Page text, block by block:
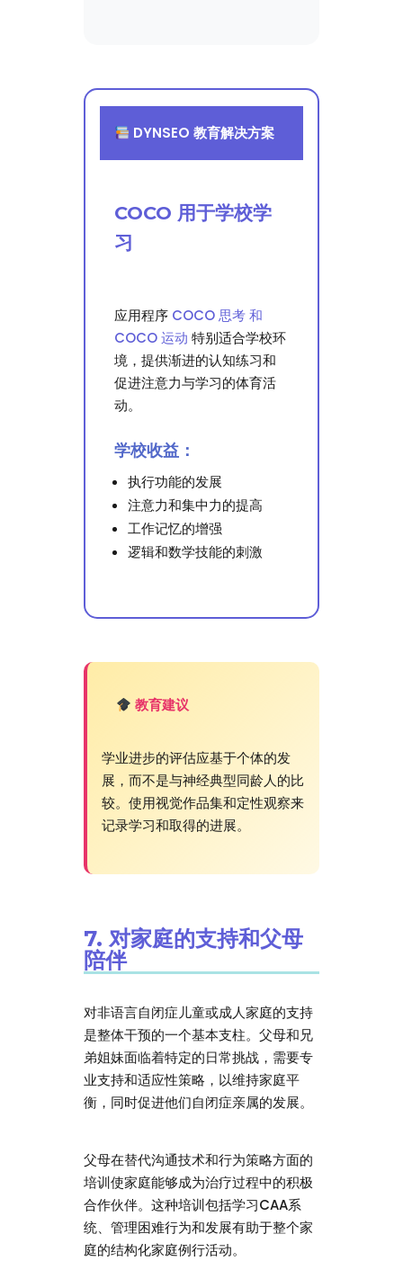
DYNSEO 教育解决方案
COCO 用于学校学
习
应用程序 COCO 思考 和
COCO 运动 特别适合学校环
境，提供渐进的认知练习和
促进注意力与学习的体育活
动。
学校收益：
执行功能的发展
注意力和集中力的提高
工作记忆的增强
逻辑和数学技能的刺激
教育建议
学业进步的评估应基于个体的发
展，而不是与神经典型同龄人的比
较。使用视觉作品集和定性观察来
记录学习和取得的进展。
7. 对家庭的支持和父母
陪伴
对非语言自闭症儿童或成人家庭的支持
是整体干预的一个基本支柱。父母和兄
弟姐妹面临着特定的日常挑战，需要专
业支持和适应性策略，以维持家庭平
衡，同时促进他们自闭症亲属的发展。
父母在替代沟通技术和行为策略方面的
培训使家庭能够成为治疗过程中的积极
合作伙伴。这种培训包括学习CAA系
统、管理困难行为和发展有助于整个家
庭的结构化家庭例行活动。